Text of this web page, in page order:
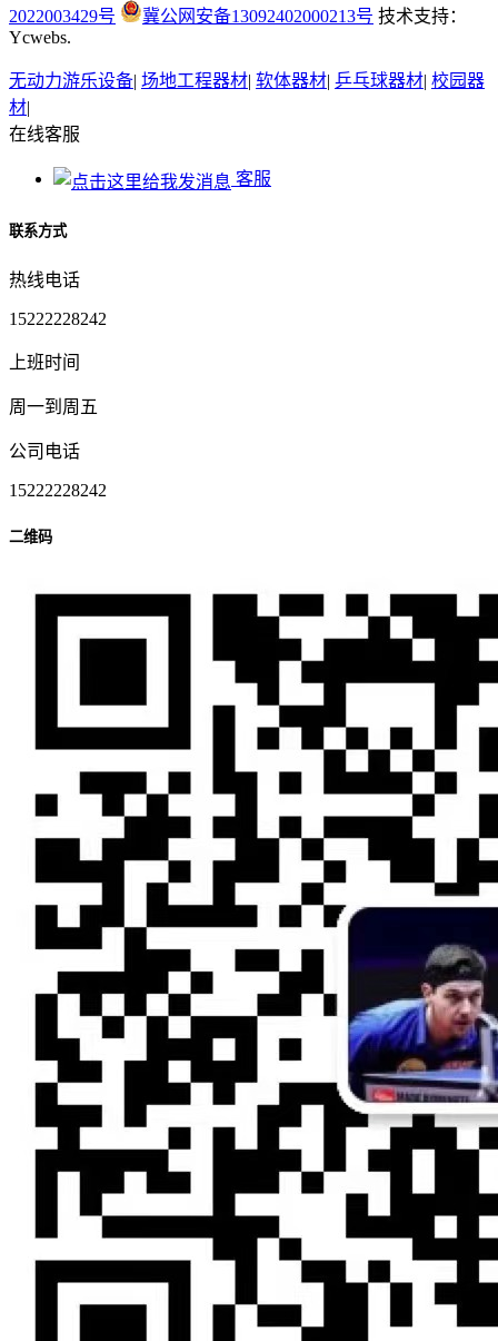
2022003429号
冀公网安备13092402000213号 技术支持：
Ycwebs.
无动力游乐设备| 场地工程器材| 软体器材| 乒乓球器材| 校园器
材|
在线客服
客服
联系方式
热线电话
15222228242
上班时间
周一到周五
公司电话
15222228242
二维码